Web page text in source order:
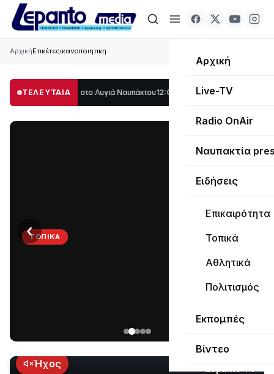
Αρχική
Live-TV
Radio OnAir
Ναυπακτία
Ειδήσεις
Επικαιρότητα
Τοπικά
Αθλητικά
Πολιτισμός
Εκπομπές
Βίντεο
ΑρχικήΕτικέτεςικανοποιητικη
ΤΕΛΕΥΤΑΙΑ
στο Λυγιά Ναυπάκτου12:08 Σε τροχιά υλοποίησης η Παράκαμψη
ΤΟΠΙΚΆ
Ναυπάκτου
εδώ
‹
LIVEΉχος